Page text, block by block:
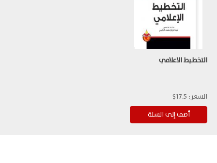
التخطيط الاعلامي
السعر: 17.5$